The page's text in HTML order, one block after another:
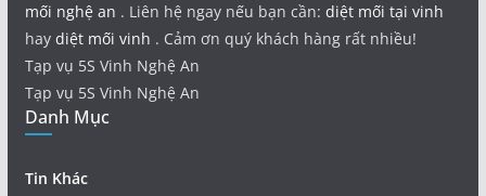
mối nghệ an . Liên hệ ngay nếu bạn cần: diệt mối tại vinh
hay diệt mối vinh . Cảm ơn quý khách hàng rất nhiều!
Tạp vụ 5S Vinh Nghệ An
Tạp vụ 5S Vinh Nghệ An
Danh Mục
Tin Khác